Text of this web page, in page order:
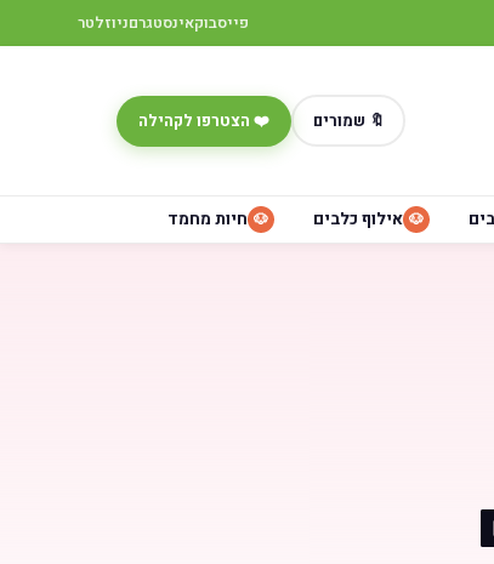
פייסבוקאינסטגרםניוזלטר
🔖 שמורים ❤️ הצטרפו לקהילה
🐶 אילוף כלבים 🐶 חיות מחמד